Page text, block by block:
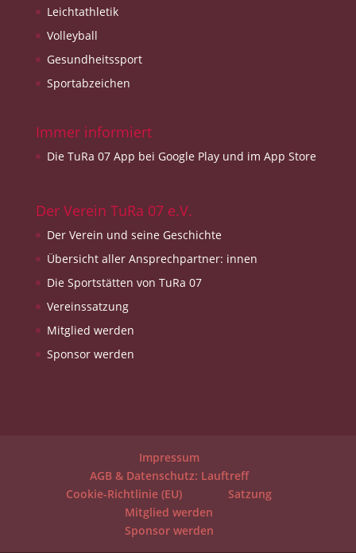
Leichtathletik
Volleyball
Gesundheitssport
Sportabzeichen
Immer informiert
Die TuRa 07 App bei Google Play und im App Store
Der Verein TuRa 07 e.V.
Der Verein und seine Geschichte
Übersicht aller Ansprechpartner: innen
Die Sportstätten von TuRa 07
Vereinssatzung
Mitglied werden
Sponsor werden
Impressum
AGB & Datenschutz: Lauftreff
Cookie-Richtlinie (EU)
Satzung
Mitglied werden
Sponsor werden